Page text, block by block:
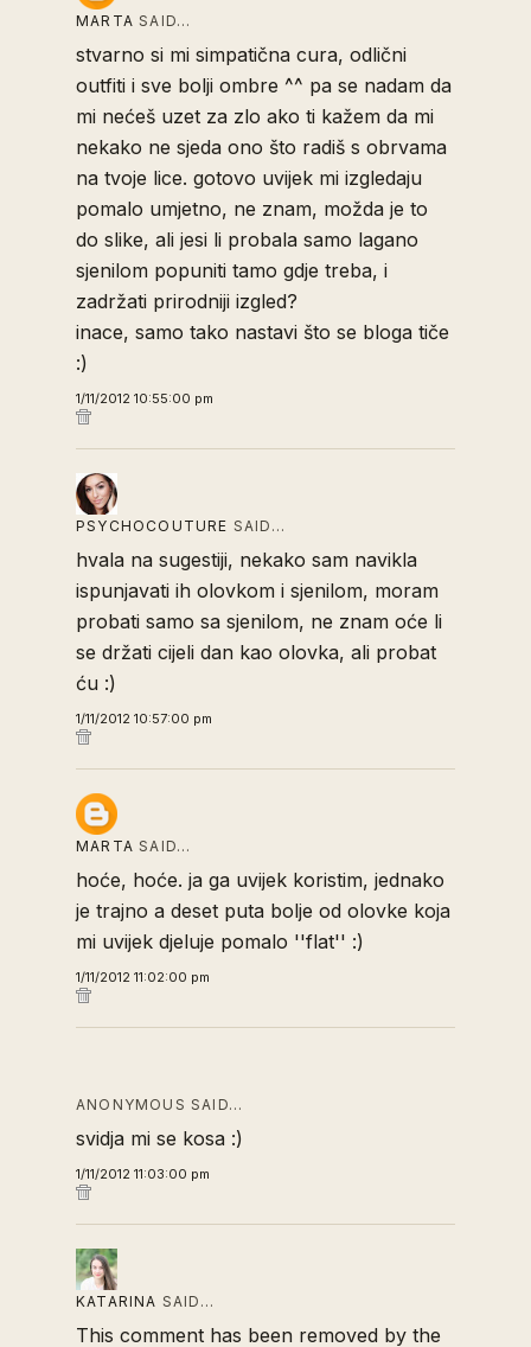
MARTA SAID…
stvarno si mi simpatična cura, odlični
outfiti i sve bolji ombre ^^ pa se nadam da
mi nećeš uzet za zlo ako ti kažem da mi
nekako ne sjeda ono što radiš s obrvama
na tvoje lice. gotovo uvijek mi izgledaju
pomalo umjetno, ne znam, možda je to
do slike, ali jesi li probala samo lagano
sjenilom popuniti tamo gdje treba, i
zadržati prirodniji izgled?
inace, samo tako nastavi što se bloga tiče
:)
1/11/2012 10:55:00 pm
PSYCHOCOUTURE SAID…
hvala na sugestiji, nekako sam navikla
ispunjavati ih olovkom i sjenilom, moram
probati samo sa sjenilom, ne znam oće li
se držati cijeli dan kao olovka, ali probat
ću :)
1/11/2012 10:57:00 pm
MARTA SAID…
hoće, hoće. ja ga uvijek koristim, jednako
je trajno a deset puta bolje od olovke koja
mi uvijek djeluje pomalo ''flat'' :)
1/11/2012 11:02:00 pm
ANONYMOUS SAID…
svidja mi se kosa :)
1/11/2012 11:03:00 pm
KATARINA SAID…
This comment has been removed by the